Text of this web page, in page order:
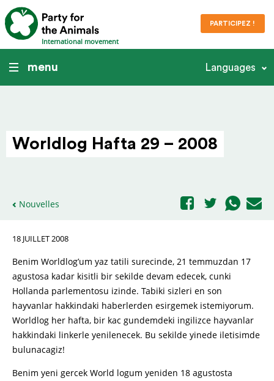
International movement
PARTICIPEZ !
menu Languages
Worldlog Hafta 29 – 2008
Nouvelles
18 JUILLET 2008
Benim Worldlog’um yaz tatili surecinde, 21 temmuzdan 17
agustosa kadar kisitli bir sekilde devam edecek, cunki
Hollanda parlementosu izinde. Tabiki sizleri en son
hayvanlar hakkindaki haberlerden esirgemek istemiyorum.
Worldlog her hafta, bir kac gundemdeki ingilizce hayvanlar
hakkindaki linkerle yenilenecek. Bu sekilde yinede iletisimde
bulunacagiz!
Benim yeni gercek World logum yeniden 18 agustosta